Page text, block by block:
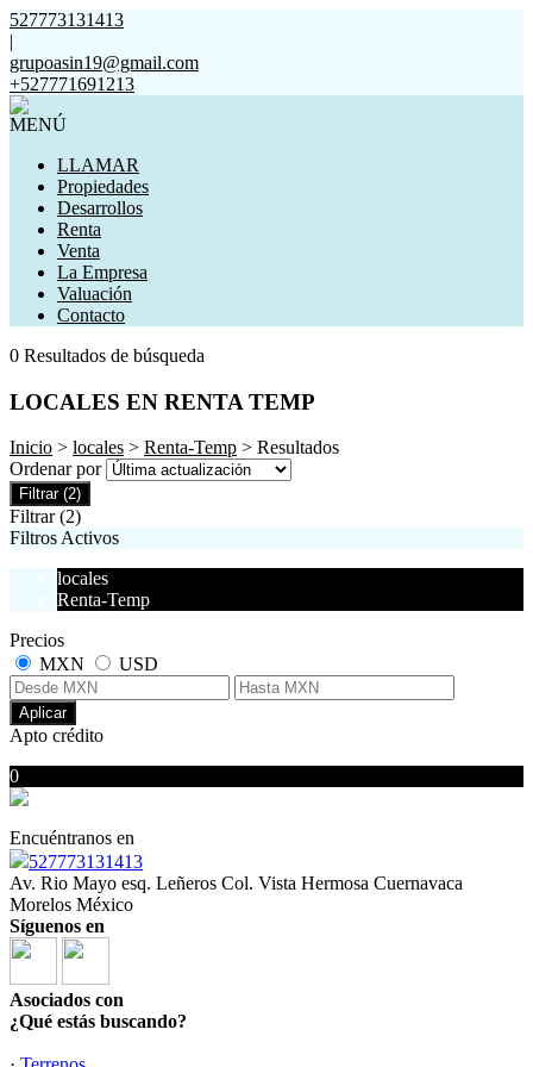
527773131413
|
grupoasin19@gmail.com
+527771691213
MENÚ
LLAMAR
Propiedades
Desarrollos
Renta
Venta
La Empresa
Valuación
Contacto
0 Resultados de búsqueda
LOCALES EN RENTA TEMP
Inicio > locales > Renta-Temp > Resultados
Ordenar por
Filtrar (2)
Filtrar (2)
Filtros Activos
locales
Renta-Temp
Precios
MXN
USD
Aplicar
Apto crédito
0
Encuéntranos en
527773131413
Av. Rio Mayo esq. Leñeros Col. Vista Hermosa Cuernavaca
Morelos México
Síguenos en
Asociados con
¿Qué estás buscando?